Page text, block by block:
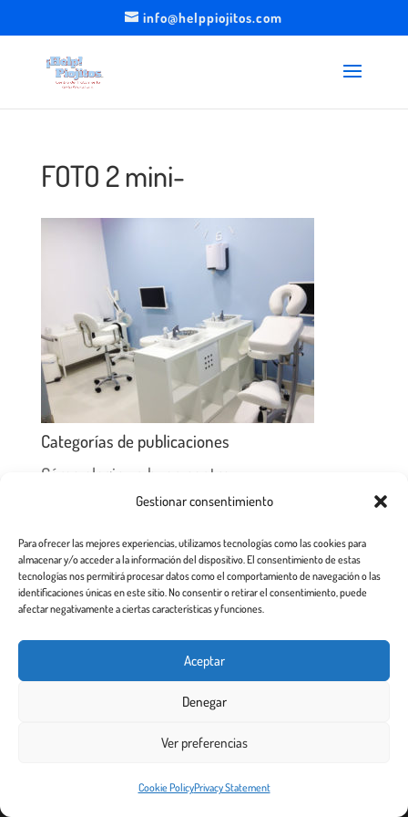
Este sitio web utiliza cookies para garantizar que obtenga la
Gestionar consentimiento
Para ofrecer las mejores experiencias, utilizamos tecnologías como las cookies para
almacenar y/o acceder a la información del dispositivo. El consentimiento de estas
tecnologías nos permitirá procesar datos como el comportamiento de navegación o las
identificaciones únicas en este sitio. No consentir o retirar el consentimiento, puede
afectar negativamente a ciertas características y funciones.
Aceptar
Denegar
Ver preferencias
Cookie PolicyPrivacy Statement
info@helppiojitos.com
FOTO 2 mini-
Categorías de publicaciones
Cómo elegir un buen centro
Cómo quitar piojos y liendres
Preguntas frecuentes
Los piojos y su historia
Todos los derechos reservados 2.020